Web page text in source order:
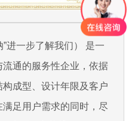
”进一步了解我们）
是一
流通的服务性企业 ，依据
成型、 设计年限及客户
足用户需求的同时，尽